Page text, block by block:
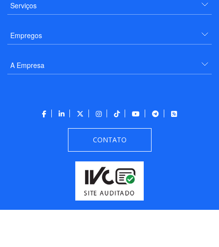
Serviços
Empregos
A Empresa
CONTATO